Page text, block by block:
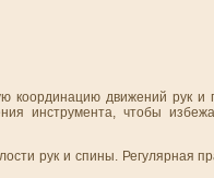
координацию движений рук и
инструмента, чтобы
рук и спины. Регулярная